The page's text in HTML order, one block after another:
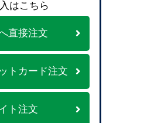
はこちら
直接注文
トカード注文
ト注文